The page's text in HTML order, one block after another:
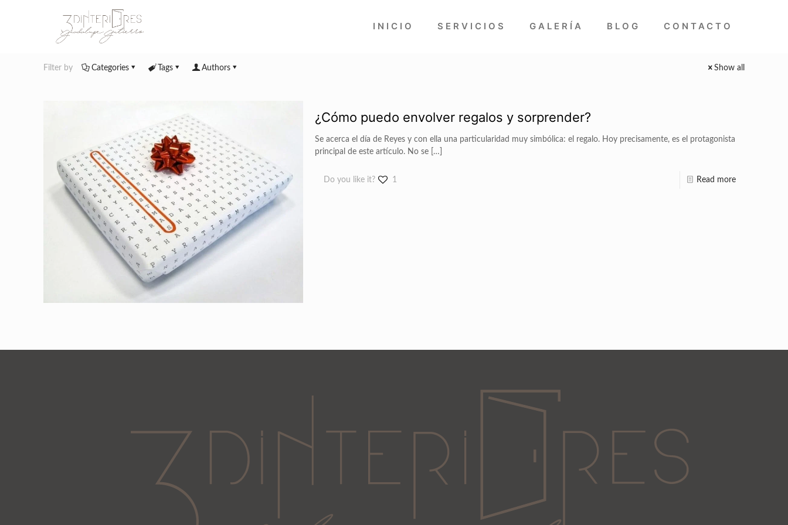
INICIO SERVICIOS GALERÍA BLOG CONTACTO
Filter by Categories Tags Authors Show all
¿Cómo puedo envolver regalos y sorprender?
Se acerca el día de Reyes y con ella una particularidad muy simbólica: el regalo. Hoy precisamente, es el protagonista
principal de este artículo. No se[…]
Do you like it? 1 Read more